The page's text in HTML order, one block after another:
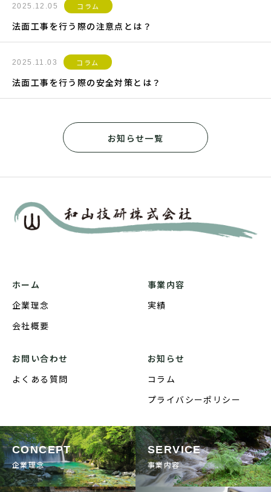
2025.12.05 コラム
法面工事を行う際の注意点とは？
2025.11.03 コラム
法面工事を行う際の安全対策とは？
お知らせ一覧
ホーム
企業理念
会社概要
事業内容
実績
お問い合わせ
よくある質問
お知らせ
コラム
プライバシーポリシー
CONCEPT
企業理念
SERVICE
事業内容